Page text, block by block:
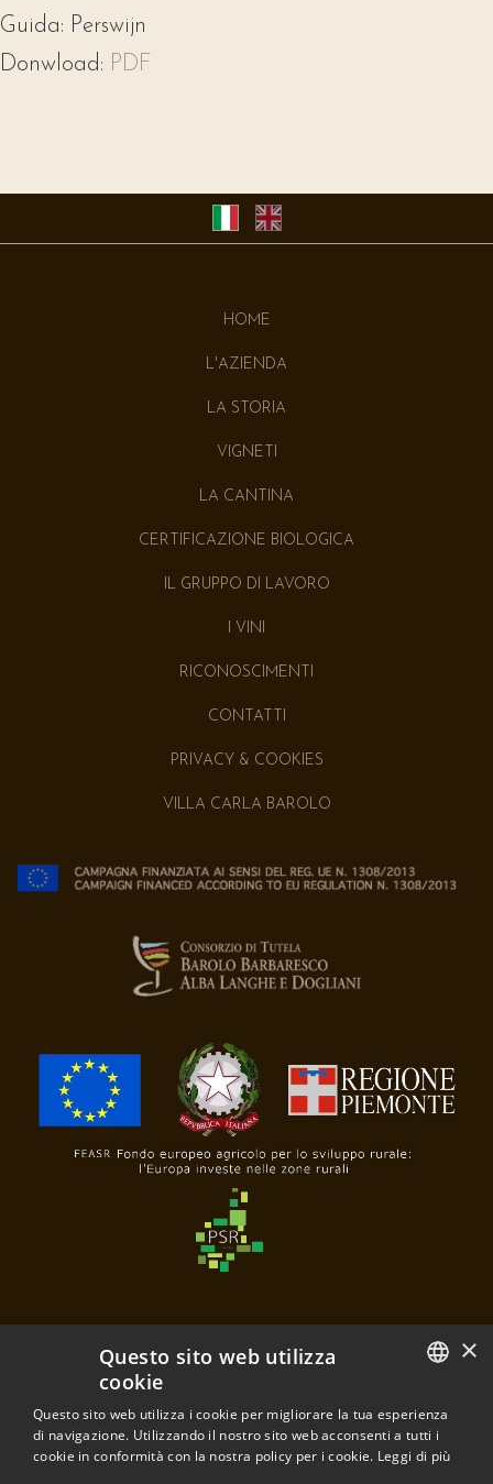
Guida: Perswijn
Donwload: PDF
HOME
L'AZIENDA
LA STORIA
VIGNETI
LA CANTINA
CERTIFICAZIONE BIOLOGICA
IL GRUPPO DI LAVORO
I VINI
RICONOSCIMENTI
CONTATTI
PRIVACY & COOKIES
VILLA CARLA BAROLO
Poderi e Cantine Oddero
di Mariacristina Oddero e Mariavittoria Oddero s.s.a.
Frazione Santa Maria, 28
ITALIAN
ENGLISH
×
Questo sito web utilizza
cookie
Questo sito web utilizza i cookie per migliorare la tua esperienza
di navigazione. Utilizzando il nostro sito web acconsenti a tutti i
cookie in conformità con la nostra policy per i cookie. Leggi di più